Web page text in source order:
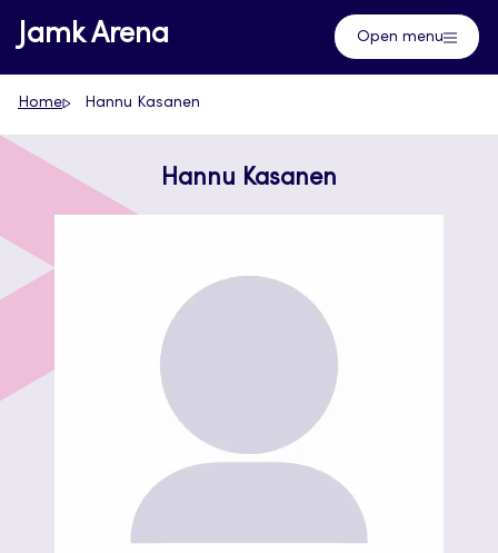
Skip
to
content
Jamk Arena Open menu
Home Hannu Kasanen
Hannu Kasanen